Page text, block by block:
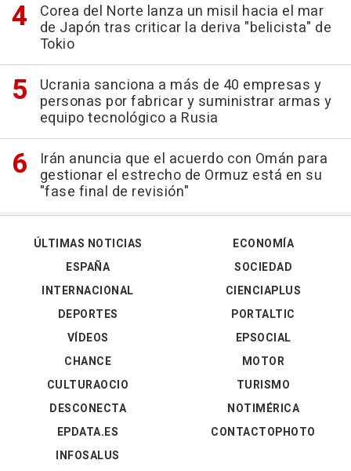
Corea del Norte lanza un misil hacia el mar
de Japón tras criticar la deriva "belicista" de
Tokio
Ucrania sanciona a más de 40 empresas y
personas por fabricar y suministrar armas y
equipo tecnológico a Rusia
Irán anuncia que el acuerdo con Omán para
gestionar el estrecho de Ormuz está en su
"fase final de revisión"
ÚLTIMAS NOTICIAS
ESPAÑA
INTERNACIONAL
DEPORTES
VÍDEOS
ECONOMÍA
SOCIEDAD
CIENCIAPLUS
PORTALTIC
EPSOCIAL
CHANCE
CULTURAOCIO
DESCONECTA
EPDATA.ES
INFOSALUS
MOTOR
TURISMO
NOTIMÉRICA
CONTACTOPHOTO